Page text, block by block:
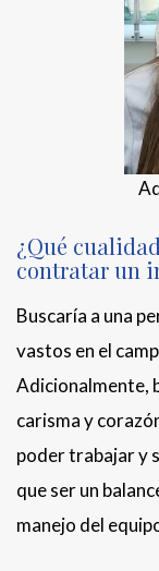
¿Qué
contratar un
Buscaría a una
vastos en el
Adicionalmente,
carisma y
poder trabajar y
que ser un
manejo del